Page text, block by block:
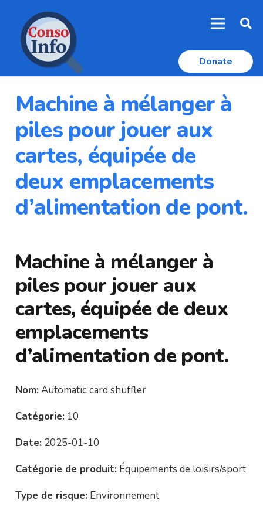
Donate
Machine à mélanger à
piles pour jouer aux
cartes, équipée de
deux emplacements
d’alimentation de pont.
Machine à mélanger à
piles pour jouer aux
cartes, équipée de deux
emplacements
d’alimentation de pont.
Nom: Automatic card shuffler
Catégorie: 10
Date: 2025-01-10
Catégorie de produit: Équipements de loisirs/sport
Type de risque: Environnement